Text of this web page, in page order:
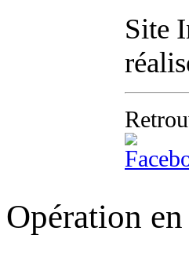
Site
Opération